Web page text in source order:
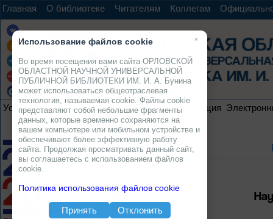
Главная О библиотеке Читателям Коллегам
Услуги Ресурсы Проекты Электронная коллекция
×
Использование файлов cookie
Во время посещения вами сайта ОРЛОВСКОЙ
ОБЛАСТНОЙ НАУЧНОЙ УНИВЕРСАЛЬНОЙ
ПУБЛИЧНОЙ БИБЛИОТЕКИ ИМ. И. А. Бунина
может использоваться общеотраслевая
технология, называемая cookie. Файлы cookie
представляют собой небольшие фрагменты
данных, которые временно сохраняются на
вашем компьютере или мобильном устройстве и
обеспечивают более эффективную работу
сайта. Продолжая просматривать данный сайт,
вы соглашаетесь с использованием файлов
cookie.
Политика использования файлов cookie
Принять Отклонить